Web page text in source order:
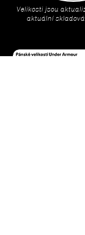
Velikosti jsou
aktuální